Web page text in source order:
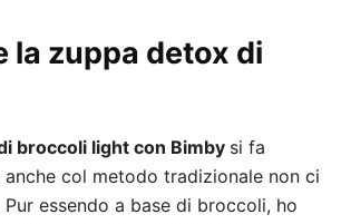
la zuppa detox di
broccoli light con Bimby si fa
anche col metodo tradizionale non ci
essendo a base di broccoli, ho